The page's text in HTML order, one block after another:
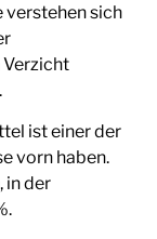
verstehen sich
Verzicht
ist einer der
vorn haben.
in der